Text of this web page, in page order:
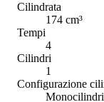
Cilindrata
174 cm³
Tempi
4
Cilindri
1
Configurazione